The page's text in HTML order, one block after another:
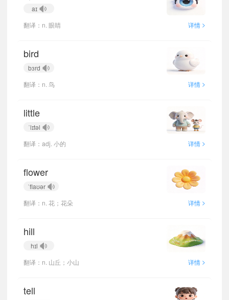
aɪ
翻译：n. 眼睛
详情 >
bird
bɜrd
翻译：n. 鸟
详情 >
little
ˈlɪtəl
翻译：adj. 小的
详情 >
flower
ˈflaʊər
翻译：n. 花；花朵
详情 >
hill
hɪl
翻译：n. 山丘；小山
详情 >
tell